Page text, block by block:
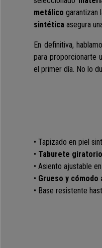
metálico garantizan
sintética asegura
En definitiva,
para proporcionarte
el primer día. No lo
• Tapizado en piel
• Taburete
• Asiento ajustable
• Grueso y cómodo
• Base resistente